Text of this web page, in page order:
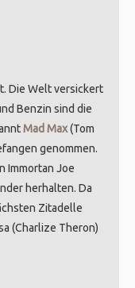
Die Welt versickert
Benzin sind die
Mad Max(Tom
genommen.
Immortan Joe
herhalten. Da
Zitadelle
(Charlize Theron)